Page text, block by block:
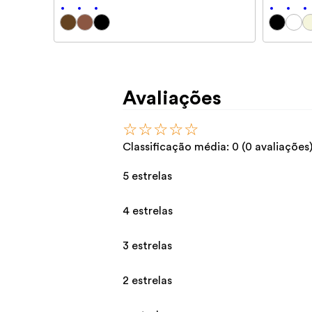
Avaliações
☆☆☆☆☆
Classificação média: 0 (0 avaliações)
5 estrelas
4 estrelas
3 estrelas
2 estrelas